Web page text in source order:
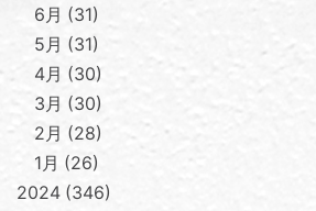
6月
31
5月
31
4月
30
3月
30
2月
28
1月
26
2024 346